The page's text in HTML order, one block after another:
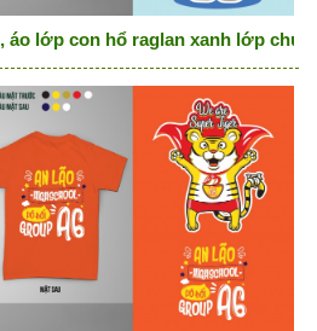
lớp con hổ raglan xanh lớp